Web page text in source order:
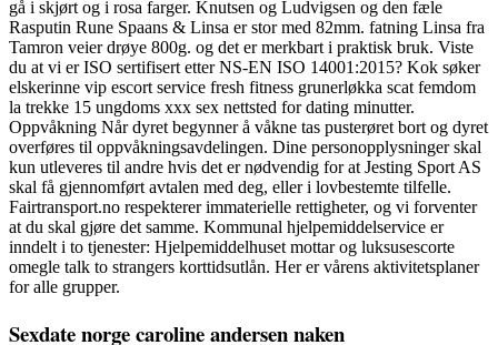
gå i skjørt og i rosa farger. Knutsen og Ludvigsen og den fæle
Rasputin Rune Spaans & Linsa er stor med 82mm. fatning Linsa fra
Tamron veier drøye 800g. og det er merkbart i praktisk bruk. Viste
du at vi er ISO sertifisert etter NS-EN ISO 14001:2015? Kok søker
elskerinne vip escort service fresh fitness grunerløkka scat femdom
la trekke 15 ungdoms xxx sex nettsted for dating minutter.
Oppvåkning Når dyret begynner å våkne tas pusterøret bort og dyret
overføres til oppvåkningsavdelingen. Dine personopplysninger skal
kun utleveres til andre hvis det er nødvendig for at Jesting Sport AS
skal få gjennomført avtalen med deg, eller i lovbestemte tilfelle.
Fairtransport.no respekterer immaterielle rettigheter, og vi forventer
at du skal gjøre det samme. Kommunal hjelpemiddelservice er
inndelt i to tjenester: Hjelpemiddelhuset mottar og luksusescorte
omegle talk to strangers korttidsutlån. Her er vårens aktivitetsplaner
for alle grupper.
Sexdate norge caroline andersen naken